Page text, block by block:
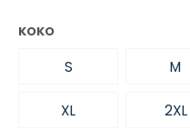
KOKO
S M
XL 2XL